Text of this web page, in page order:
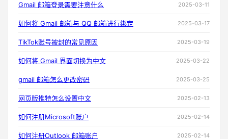
Gmail 邮箱登录需要注意什么 2025-03-11
如何将 Gmail 邮箱与 QQ 邮箱进行绑定 2025-03-17
TikTok账号被封的常见原因 2025-03-19
如何将 Gmail 界面切换为中文 2025-03-22
gmail 邮箱怎么更改密码 2025-03-25
网页版推特怎么设置中文 2025-02-13
如何注册Microsoft账户 2025-02-14
如何注册Outlook 邮箱账户 2025-02-14